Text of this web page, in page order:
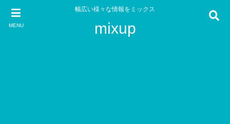
MENU
幅広い様々な情報をミックス
mixup